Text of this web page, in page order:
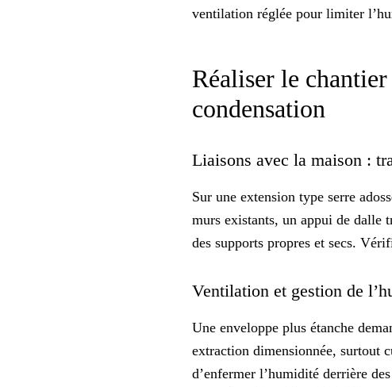
ventilation réglée pour limiter
Réaliser le
condensation
Liaisons avec la maison :
Sur une extension type serre
murs existants, un appui de dalle
des supports propres et secs.
Ventilation et gestion de
Une enveloppe plus étanche
extraction dimensionnée, surtout
d’enfermer l’humidité derrière